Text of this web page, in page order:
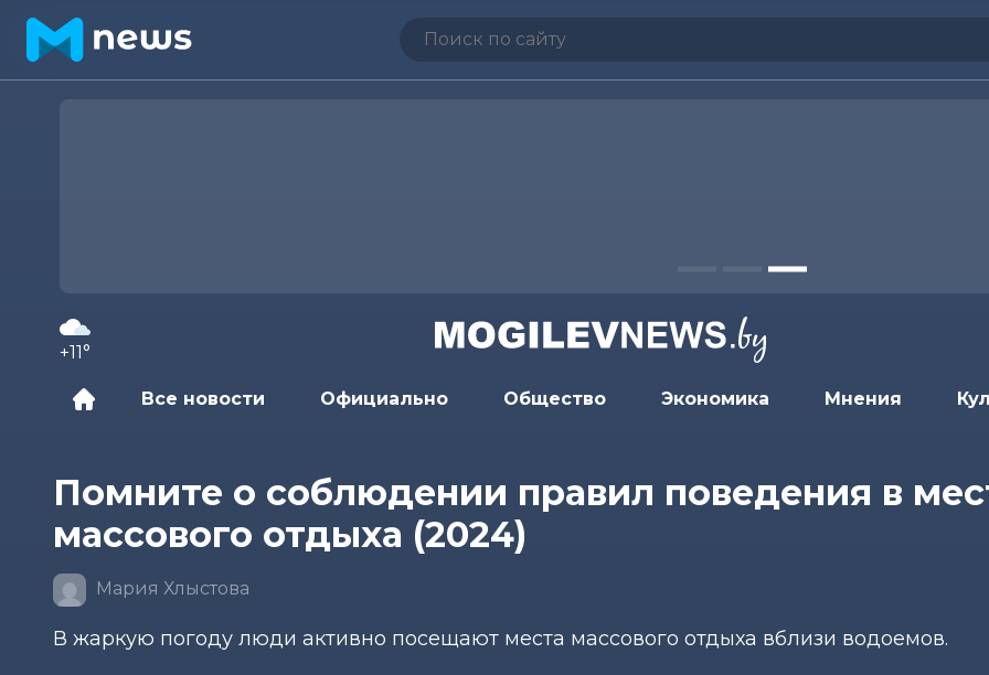
+11°
Все новости Официально Общество Экономика Мнения
Помните о соблюдении правил поведения в
массового отдыха (2024)
Мария Хлыстова
В жаркую погоду люди активно посещают места массового отдыха вблизи водоемов.